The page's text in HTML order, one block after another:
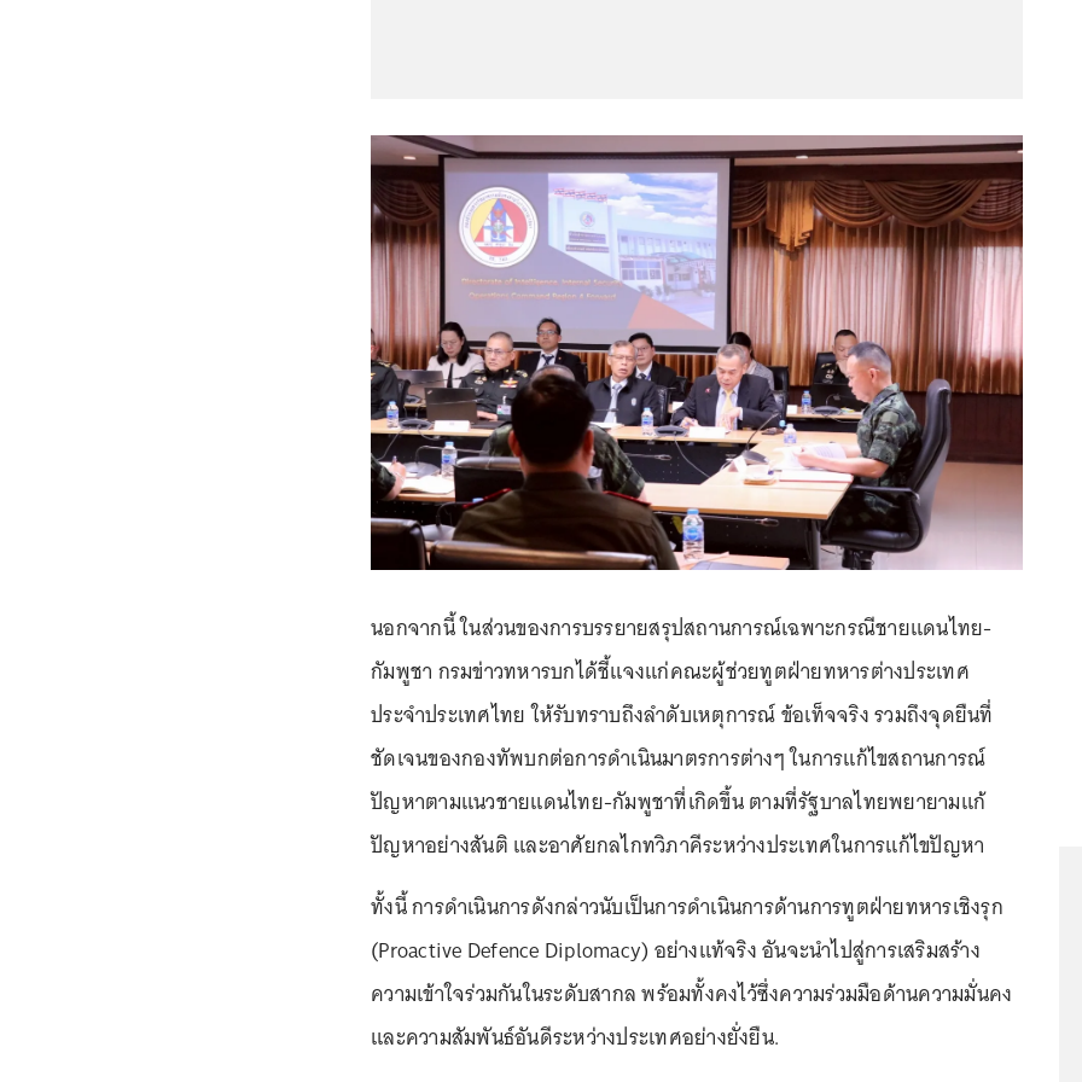
นอกจากนี้ ในส่วนของการบรรยายสรุปสถานการณ์เฉพาะกรณีชายแดนไทย-
กัมพูชา กรมข่าวทหารบกได้ชี้แจงแก่คณะผู้ช่วยทูตฝ่ายทหารต่างประเทศ
ประจำประเทศไทย ให้รับทราบถึงลำดับเหตุการณ์ ข้อเท็จจริง รวมถึงจุดยืนที่
ชัดเจนของกองทัพบกต่อการดำเนินมาตรการต่างๆ ในการแก้ไขสถานการณ์
ปัญหาตามแนวชายแดนไทย-กัมพูชาที่เกิดขึ้น ตามที่รัฐบาลไทยพยายามแก้
ปัญหาอย่างสันติ และอาศัยกลไกทวิภาคีระหว่างประเทศในการแก้ไขปัญหา
ทั้งนี้ การดำเนินการดังกล่าวนับเป็นการดำเนินการด้านการทูตฝ่ายทหารเชิงรุก
(Proactive Defence Diplomacy) อย่างแท้จริง อันจะนำไปสู่การเสริมสร้าง
ความเข้าใจร่วมกันในระดับสากล พร้อมทั้งคงไว้ซึ่งความร่วมมือด้านความมั่นคง
และความสัมพันธ์อันดีระหว่างประเทศอย่างยั่งยืน.